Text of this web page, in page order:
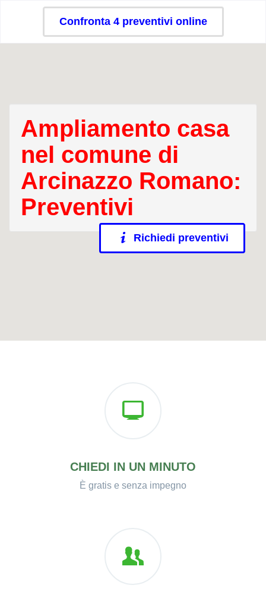
Confronta 4 preventivi online
Ampliamento casa
nel comune di
Arcinazzo Romano:
Preventivi
Richiedi preventivi
CHIEDI IN UN MINUTO
È gratis e senza impegno